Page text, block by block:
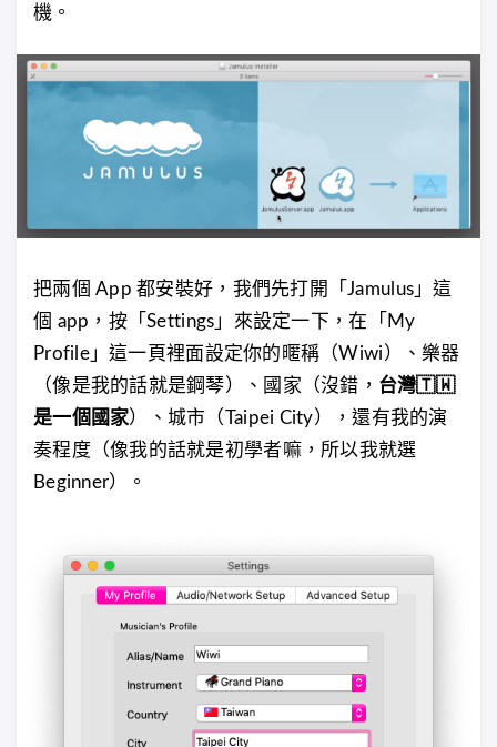
機。
把兩個 App 都安裝好，我們先打開「Jamulus」這
個 app，按「Settings」來設定一下，在「My
Profile」這一頁裡面設定你的暱稱（Wiwi）、樂器
（像是我的話就是鋼琴）、國家（沒錯， 台灣🇹🇼
是一個國家）、城市（Taipei City），還有我的演
奏程度（像我的話就是初學者嘛，所以我就選
Beginner）。